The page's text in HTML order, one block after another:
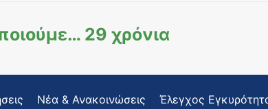
29 χρόνια
Νέα & Ανακοινώσεις Έλεγχος